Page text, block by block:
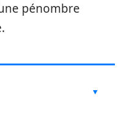
pénombre